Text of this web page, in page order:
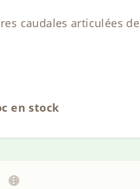
caudales articulées de
en stock